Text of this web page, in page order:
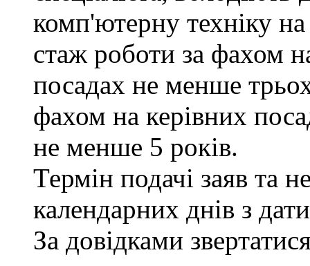
комп'ютерну техніку на
стаж роботи за фахом
посадах не менше
фахом на керівних
не менше 5 років.
Термін подачі заяв та
календарних днів з
За довідками